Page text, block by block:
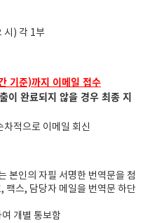
시) 각 1부
기준)까지 이메일 접수
이 완료되지 않을 경우 최종 지
차적으로 이메일 회신
본인의 자필 서명한 번역문을 첨
팩스, 담당자 메일을 번역문 하단
개별 통보함